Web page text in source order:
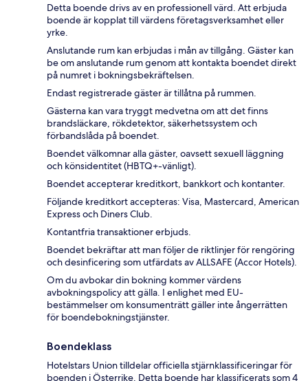
Detta boende drivs av en professionell värd. Att erbjuda
boende är kopplat till värdens företagsverksamhet eller
yrke.
Anslutande rum kan erbjudas i mån av tillgång. Gäster kan
be om anslutande rum genom att kontakta boendet direkt
på numret i bokningsbekräftelsen.
Endast registrerade gäster är tillåtna på rummen.
Gästerna kan vara tryggt medvetna om att det finns
brandsläckare, rökdetektor, säkerhetssystem och
förbandslåda på boendet.
Boendet välkomnar alla gäster, oavsett sexuell läggning
och könsidentitet (HBTQ+-vänligt).
Boendet accepterar kreditkort, bankkort och kontanter.
Följande kreditkort accepteras: Visa, Mastercard, American
Express och Diners Club.
Kontantfria transaktioner erbjuds.
Boendet bekräftar att man följer de riktlinjer för rengöring
och desinficering som utfärdats av ALLSAFE (Accor Hotels).
Om du avbokar din bokning kommer värdens
avbokningspolicy att gälla. I enlighet med EU-
bestämmelser om konsumenträtt gäller inte ångerrätten
för boendebokningstjänster.
Boendeklass
Hotelstars Union tilldelar officiella stjärnklassificeringar för
boenden i Österrike. Detta boende har klassificerats som 4